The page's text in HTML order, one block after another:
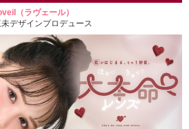
（ラヴェール）
デザインプロデュース